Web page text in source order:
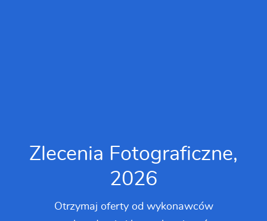
Zlecenia Fotograficzne,
2026
Otrzymaj oferty od wykonawców